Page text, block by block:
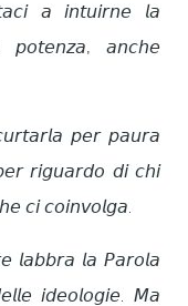
𝘢 𝘪𝘯𝘵𝘶𝘪𝘳𝘯𝘦 𝘭𝘢
𝘱𝘰𝘵𝘦𝘯𝘻𝘢, 𝘢𝘯𝘤𝘩𝘦
𝘱𝘦𝘳 𝘱𝘢𝘶𝘳𝘢
𝘳𝘪𝘨𝘶𝘢𝘳𝘥𝘰 𝘥𝘪 𝘤𝘩𝘪
𝘤𝘪 𝘤𝘰𝘪𝘯𝘷𝘰𝘭𝘨𝘢.
𝘭𝘢𝘣𝘣𝘳𝘢 𝘭𝘢 𝘗𝘢𝘳𝘰𝘭𝘢
𝘪𝘥𝘦𝘰𝘭𝘰𝘨𝘪𝘦. 𝘔𝘢